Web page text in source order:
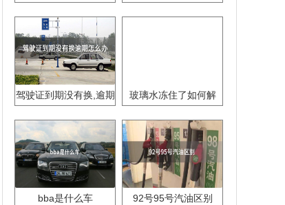
驾驶证到期没有换,逾期
玻璃水冻住了如何解
bba是什么车 92号95号汽油区别